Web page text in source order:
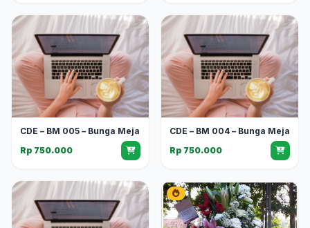
CDE – BM 005 – Bunga Meja
Rp 750.000
CDE – BM 004 – Bunga Meja
Rp 750.000